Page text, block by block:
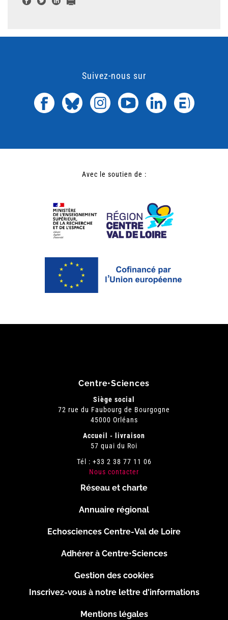
Suivez-nous sur
Avec le soutien de :
Centre•Sciences
Siège social
72 rue du Faubourg de Bourgogne
45000 Orléans
Accueil - livraison
57 quai du Roi
Tél : +33 2 38 77 11 06
Nous contacter
page
Réseau et charte
Annuaire régional
Echosciences Centre-Val de Loire
Adhérer à Centre•Sciences
Gestion des cookies
Inscrivez-vous à notre lettre d'informations
Mentions légales